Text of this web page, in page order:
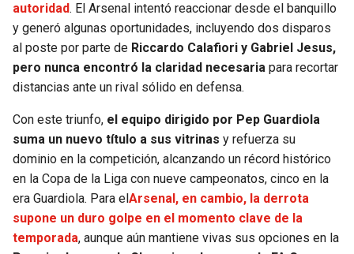
autoridad. El Arsenal intentó reaccionar desde el banquillo
y generó algunas oportunidades, incluyendo dos disparos
al poste por parte de Riccardo Calafiori y Gabriel Jesus,
pero nunca encontró la claridad necesaria para recortar
distancias ante un rival sólido en defensa.
Con este triunfo, el equipo dirigido por Pep Guardiola
suma un nuevo título a sus vitrinas y refuerza su
dominio en la competición, alcanzando un récord histórico
en la Copa de la Liga con nueve campeonatos, cinco en la
era Guardiola. Para el Arsenal, en cambio, la derrota
supone un duro golpe en el momento clave de la
temporada, aunque aún mantiene vivas sus opciones en la